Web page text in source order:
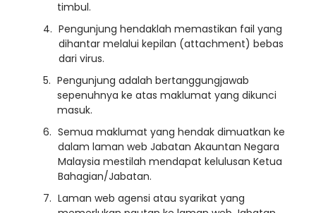
timbul.
Pengunjung hendaklah memastikan fail yang
dihantar melalui kepilan (attachment) bebas
dari virus.
Pengunjung adalah bertanggungjawab
sepenuhnya ke atas maklumat yang dikunci
masuk.
Semua maklumat yang hendak dimuatkan ke
dalam laman web Jabatan Akauntan Negara
Malaysia mestilah mendapat kelulusan Ketua
Bahagian/Jabatan.
Laman web agensi atau syarikat yang